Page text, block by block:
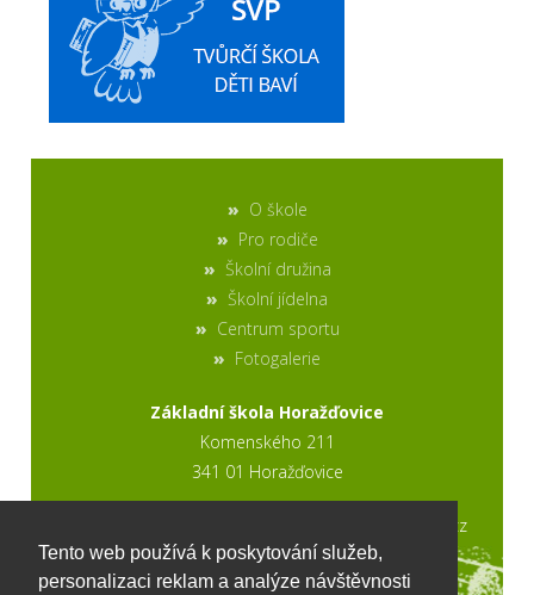
Tento web používá k poskytování služeb,
personalizaci reklam a analýze návštěvnosti
O škole
Pro rodiče
Školní družina
Školní jídelna
Centrum sportu
Fotogalerie
Základní škola Horažďovice
Komenského 211
341 01 Horažďovice
2017 © výroba stránek www.ptweb.cz